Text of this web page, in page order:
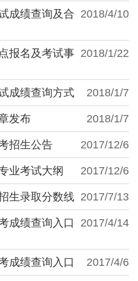
2018/4/10
成绩查询及合
2018/1/22
报名及考试事
2018/1/7
成绩查询方式
2018/1/7
发布
2017/12/6
招生公告
2017/12/6
业考试大纲
2017/7/13
生录取分数线
2017/4/14
成绩查询入口
2017/4/6
成绩查询入口